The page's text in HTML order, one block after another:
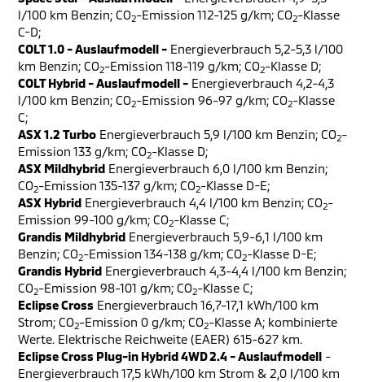
l/100 km Benzin; CO2-Emission 112-125 g/km; CO2-Klasse
C-D;
COLT 1.0 - Auslaufmodell - Energieverbrauch 5,2-5,3 l/100
km Benzin; CO2-Emission 118-119 g/km; CO2-Klasse D;
COLT Hybrid - Auslaufmodell - Energieverbrauch 4,2-4,3
l/100 km Benzin; CO2-Emission 96-97 g/km; CO2-Klasse
C;
ASX 1.2 Turbo Energieverbrauch 5,9 l/100 km Benzin; CO2-
Emission 133 g/km; CO2-Klasse D;
ASX Mildhybrid Energieverbrauch 6,0 l/100 km Benzin;
CO2-Emission 135-137 g/km; CO2-Klasse D-E;
ASX Hybrid Energieverbrauch 4,4 l/100 km Benzin; CO2-
Emission 99-100 g/km; CO2-Klasse C;
Grandis Mildhybrid Energieverbrauch 5,9-6,1 l/100 km
Benzin; CO2-Emission 134-138 g/km; CO2-Klasse D-E;
Grandis Hybrid Energieverbrauch 4,3-4,4 l/100 km Benzin;
CO2-Emission 98-101 g/km; CO2-Klasse C;
Eclipse Cross Energieverbrauch 16,7-17,1 kWh/100 km
Strom; CO2-Emission 0 g/km; CO2-Klasse A; kombinierte
Werte. Elektrische Reichweite (EAER) 615-627 km.
Eclipse Cross Plug-in Hybrid 4WD 2.4 - Auslaufmodell -
Energieverbrauch 17,5 kWh/100 km Strom & 2,0 l/100 km